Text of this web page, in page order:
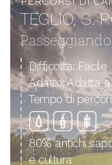
Teglio
OSPITALITÀ
Dove Dormire
Dove
Mangiare
IL
TERRITORIO
TEGLIO, S.
Difficoltà: Facile
Adatto:Adatta a
Tempo di
80% antichi
e cultura